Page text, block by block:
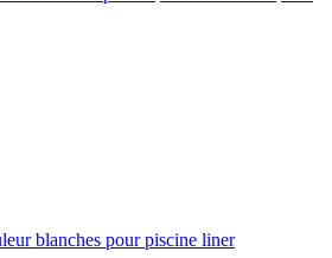
blanches pour piscine liner